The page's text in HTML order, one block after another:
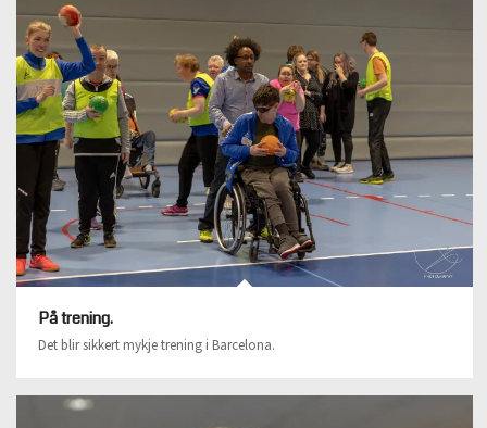
På trening.
Det blir sikkert mykje trening i Barcelona.